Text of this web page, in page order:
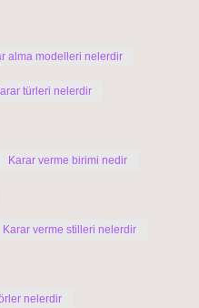
alma modelleri nelerdir
türleri nelerdir
Karar verme birimi nedir
Karar verme stilleri nelerdir
nelerdir